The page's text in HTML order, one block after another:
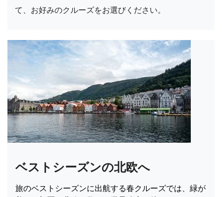
て、お好みのクルーズをお選びください。
ベストシーズンの北欧へ
旅のベストシーズンに出航する春クルーズでは、緑が